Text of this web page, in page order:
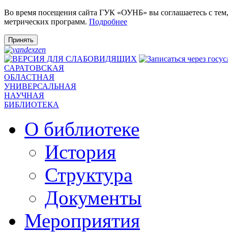
Во время посещения сайта ГУК «ОУНБ» вы соглашаетесь с
метрических программ. Подробнее
Принять
САРАТОВСКАЯ
ОБЛАСТНАЯ
УНИВЕРСАЛЬНАЯ
НАУЧНАЯ
БИБЛИОТЕКА
О библиотеке
История
Структура
Документы
Мероприятия